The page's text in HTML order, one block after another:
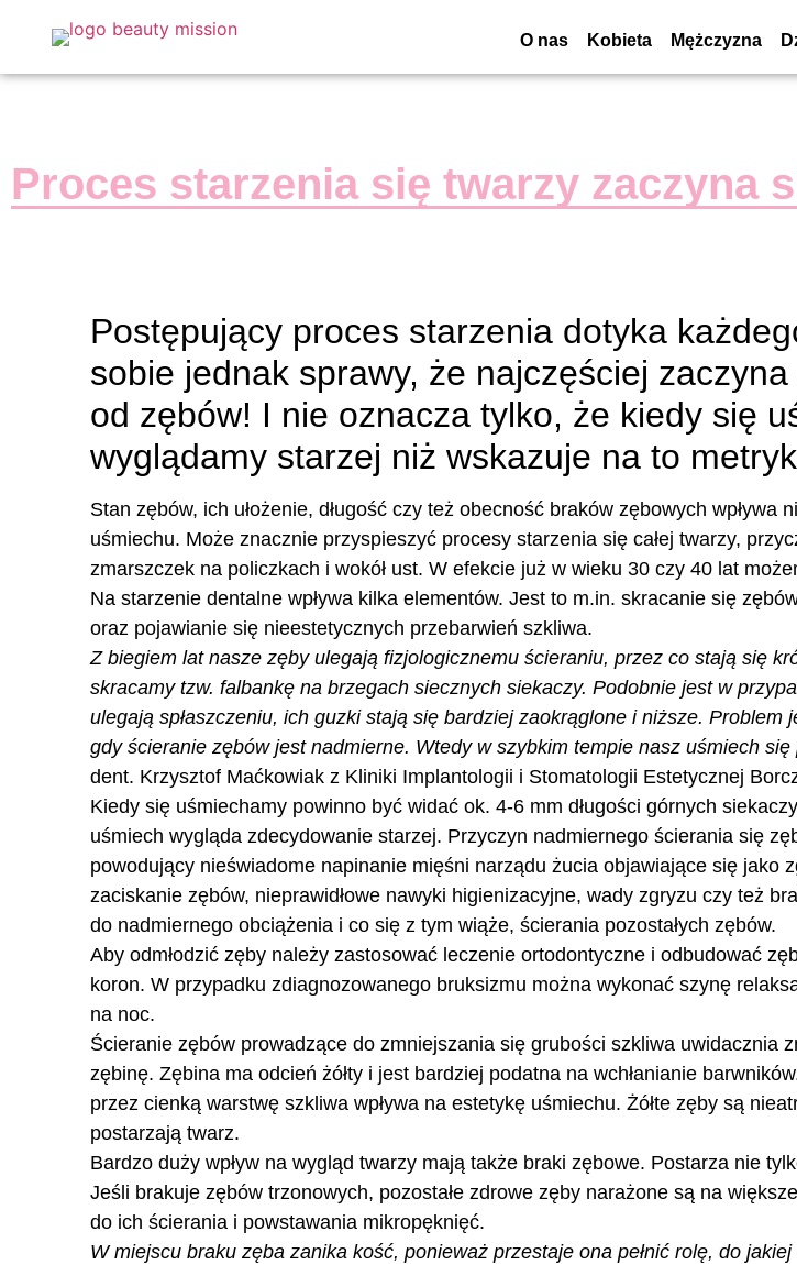
O nas Kobieta Mężczyzna
Proces starzenia się twarzy zaczyna
Postępujący proces starzenia dotyka
sobie jednak sprawy, że najczęściej
od zębów! I nie oznacza tylko, że kiedy się
wyglądamy starzej niż wskazuje na to
Stan zębów, ich ułożenie, długość czy też obecność braków zębowych wpływa
uśmiechu. Może znacznie przyspieszyć procesy starzenia się całej twarzy,
zmarszczek na policzkach i wokół ust. W efekcie już w wieku 30 czy 40 lat
Na starzenie dentalne wpływa kilka elementów. Jest to m.in. skracanie się
oraz pojawianie się nieestetycznych przebarwień szkliwa.
Z biegiem lat nasze zęby ulegają fizjologicznemu ścieraniu, przez co stają się
skracamy tzw. falbankę na brzegach siecznych siekaczy. Podobnie jest w
ulegają spłaszczeniu, ich guzki stają się bardziej zaokrąglone i niższe. Problem
gdy ścieranie zębów jest nadmierne. Wtedy w szybkim tempie nasz uśmiech się
dent. Krzysztof Maćkowiak z Kliniki Implantologii i Stomatologii Estetycznej
Kiedy się uśmiechamy powinno być widać ok. 4-6 mm długości górnych
uśmiech wygląda zdecydowanie starzej. Przyczyn nadmiernego ścierania się
powodujący nieświadome napinanie mięśni narządu żucia objawiające się jako
zaciskanie zębów, nieprawidłowe nawyki higienizacyjne, wady zgryzu czy też
do nadmiernego obciążenia i co się z tym wiąże, ścierania pozostałych zębów.
Aby odmłodzić zęby należy zastosować leczenie ortodontyczne i odbudować
koron. W przypadku zdiagnozowanego bruksizmu można wykonać szynę
na noc.
Ścieranie zębów prowadzące do zmniejszania się grubości szkliwa uwidacznia
zębinę. Zębina ma odcień żółty i jest bardziej podatna na wchłanianie
przez cienką warstwę szkliwa wpływa na estetykę uśmiechu. Żółte zęby są
postarzają twarz.
Bardzo duży wpływ na wygląd twarzy mają także braki zębowe. Postarza nie
Jeśli brakuje zębów trzonowych, pozostałe zdrowe zęby narażone są na
do ich ścierania i powstawania mikropęknięć.
W miejscu braku zęba zanika kość, ponieważ przestaje ona pełnić rolę, do jakiej